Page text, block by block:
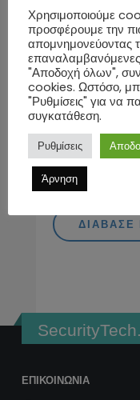
εξελισσόμενη...
Καταχωρήθηκε:
Κατηγορία:
Ετικέτες:
4g
ηλιακό πάνελ
ασφαλείας
Σχόλια:
ΔΙΆΒΑΣΕ
ΕΠΙΚΟΙΝΩΝΊΑ
Χρησιμοποιούμε
προσφέρουμε την
απομνημονεύοντας
επαναλαμβανόμενες
"Αποδοχή όλων",
cookies. Ωστόσο,
"Ρυθμίσεις" για να
συγκατάθεση.
Ρυθμίσεις
Άρνηση